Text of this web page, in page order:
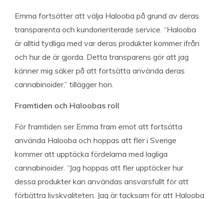
Emma fortsätter att välja Halooba på grund av deras
transparenta och kundorienterade service. “Halooba
är alltid tydliga med var deras produkter kommer ifrån
och hur de är gjorda. Detta transparens gör att jag
känner mig säker på att fortsätta använda deras
cannabinoider,” tillägger hon.
Framtiden och Haloobas roll
För framtiden ser Emma fram emot att fortsätta
använda Halooba och hoppas att fler i Sverige
kommer att upptäcka fördelarna med lagliga
cannabinoider. “Jag hoppas att fler upptäcker hur
dessa produkter kan användas ansvarsfullt för att
förbättra livskvaliteten. Jag är tacksam för att Halooba